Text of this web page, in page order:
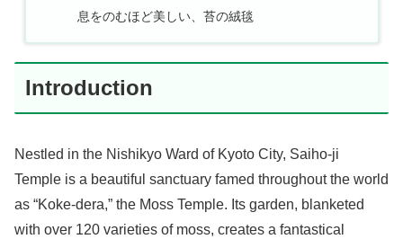
息をのむほど美しい、苔の絨毯
Introduction
Nestled in the Nishikyo Ward of Kyoto City, Saiho-ji
Temple is a beautiful sanctuary famed throughout the world
as “Koke-dera,” the Moss Temple. Its garden, blanketed
with over 120 varieties of moss, creates a fantastical